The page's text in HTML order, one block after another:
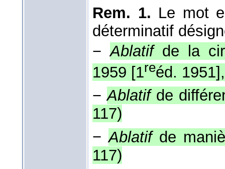
Rem. 1. Le mot
déterminatif
−Ablatifde la
1959 [1reéd.
−Ablatifde
117)
−Ablatifde
117)